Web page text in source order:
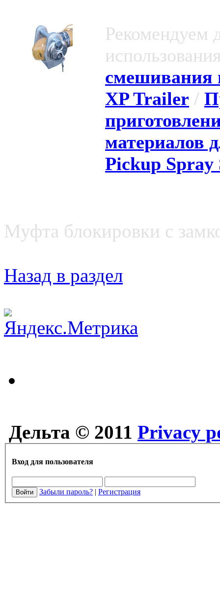
Рекомендуем
смешивания
XP Trailer /
материалов
Pickup
Муфта блокировки с
Назад в раздел
Дельта © 2011 Privacy
Вход для пользователя
Забыли пароль? | Регистрация